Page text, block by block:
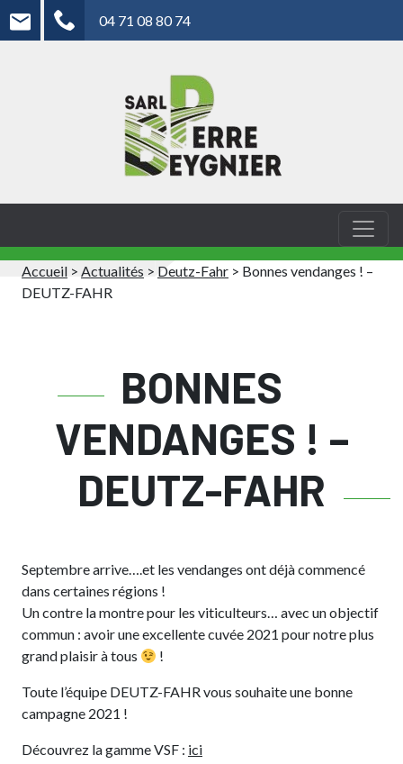
04 71 08 80 74
Accueil > Actualités > Deutz-Fahr > Bonnes vendanges ! –
DEUTZ-FAHR
BONNES
VENDANGES ! –
DEUTZ-FAHR
Septembre arrive….et les vendanges ont déjà commencé
dans certaines régions !
Un contre la montre pour les viticulteurs… avec un objectif
commun : avoir une excellente cuvée 2021 pour notre plus
grand plaisir à tous
!
Toute l’équipe DEUTZ-FAHR vous souhaite une bonne
campagne 2021 !
Découvrez la gamme VSF : ici